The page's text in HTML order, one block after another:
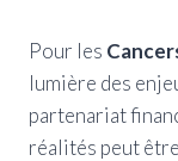
Pour les
lumière des
partenariat
réalités peut